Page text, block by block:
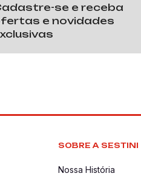
se e receba
e novidades
SOBRE A SESTINI
Nossa História